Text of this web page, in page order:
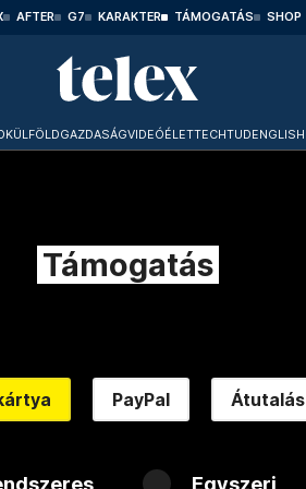
AFTER G7 KARAKTER TÁMOGATÁS SHOP
KÜLFÖLDGAZDASÁGVIDEÓÉLETTECHTUDENGLISH
Támogatás
PayPal Átutalás
Egyszeri